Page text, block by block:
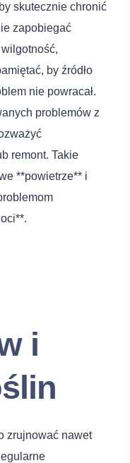
skutecznie chronić
zapobiegać
by źródło
nie powracał.
problemów z
remont. Takie
**powietrze** i
i
zrujnować nawet